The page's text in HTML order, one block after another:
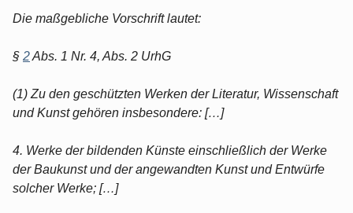
Die maßgebliche Vorschrift lautet:
§ 2Abs. 1 Nr. 4, Abs. 2 UrhG
(1) Zu den geschützten Werken der Literatur, Wissenschaft
und Kunst gehören insbesondere: […]
4. Werke der bildenden Künste einschließlich der Werke
der Baukunst und der angewandten Kunst und Entwürfe
solcher Werke; […]